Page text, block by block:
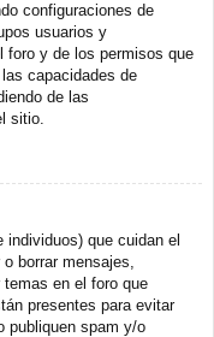
configuraciones de
usuarios y
foro y de los permisos que
capacidades de
de las
sitio.
individuos) que cuidan el
borrar mensajes,
en el foro que
presentes para evitar
publiquen spam y/o